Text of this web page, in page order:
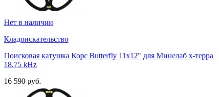
Нет в наличии
Кладоискательство
Поисковая катушка Корс Butterfly 11x12" для Минелаб х-терра
18.75 kHz
16 590 руб.